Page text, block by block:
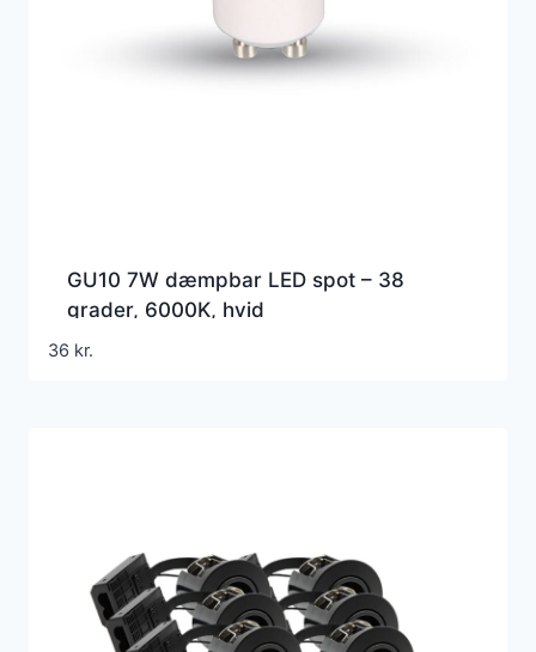
GU10 7W dæmpbar LED spot – 38
grader, 6000K, hvid
36 kr.